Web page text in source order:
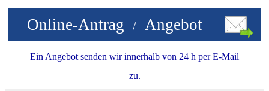
Online-Antrag / Angebot
Ein Angebot senden wir innerhalb von 24 h per E-Mail
zu.